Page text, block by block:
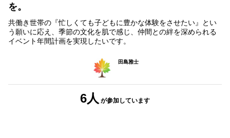
を。
共働き世帯の『忙しくても子どもに豊かな体験をさせたい』とい
う願いに応え、季節の文化を肌で感じ、仲間との絆を深められる
イベント年間計画を実現したいです。
田島雅士
6人 が参加しています